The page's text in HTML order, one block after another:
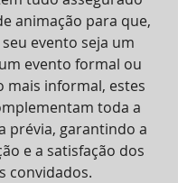
animação para que,
evento seja um
evento formal ou
mais informal, estes
toda a
prévia, garantindo a
e a satisfação dos
convidados.